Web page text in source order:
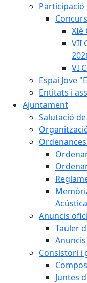
Participació
XIè
VII
VI
Espai Jove
Entitats i
Ajuntament
Salutació
Acústica
Anuncis
Tauler
Consistori i
Juntes